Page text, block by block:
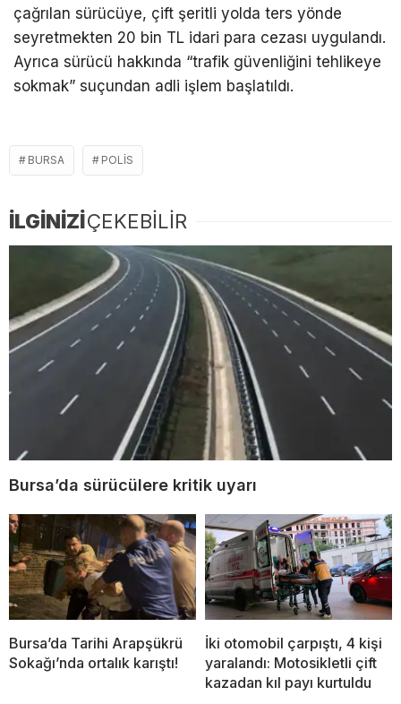
çağrılan sürücüye, çift şeritli yolda ters yönde
seyretmekten 20 bin TL idari para cezası uygulandı.
Ayrıca sürücü hakkında “trafik güvenliğini tehlikeye
sokmak” suçundan adli işlem başlatıldı.
BURSA POLIS
İLGİNİZİÇEKEBİLİR
Bursa’da sürücülere kritik uyarı
Bursa’da Tarihi Arapşükrü
Sokağı’nda ortalık karıştı!
İki otomobil çarpıştı, 4 kişi
yaralandı: Motosikletli çift
kazadan kıl payı kurtuldu